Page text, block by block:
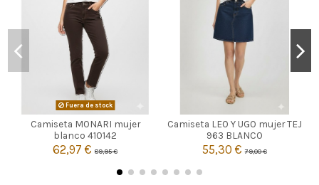
Fuera de stock
Camiseta MONARI mujer
blanco 410142
62,97 €89,95 €
 Agotado
Camiseta LEO Y UGO mujer TEJ
963 BLANCO
55,30 €79,00 €
BLANCO
3
